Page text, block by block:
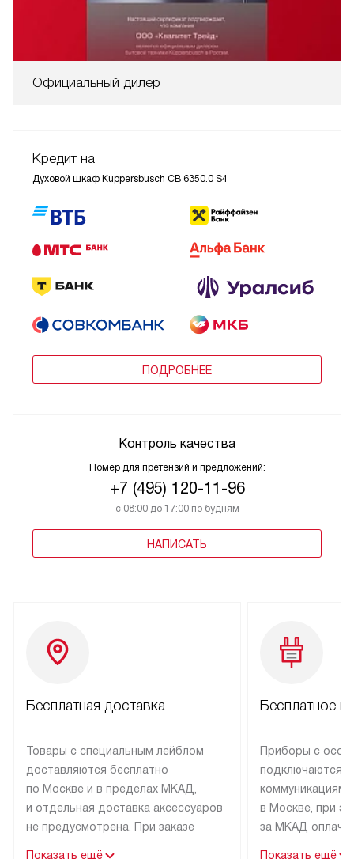
Официальный дилер
Кредит на
Духовой шкаф Kuppersbusch CB 6350.0 S4
ПОДРОБНЕЕ
Контроль качества
Номер для претензий и предложений:
+7 (495) 120-11-96
с 08:00 до 17:00 по будням
НАПИСАТЬ
Бесплатная доставка
Товары с специальным лейблом
доставляются бесплатно
по Москве и в пределах МКАД,
и отдельная доставка аксессуаров
не предусмотрена. При заказе
Показать ещё
Бесплатное
Приборы с
подключаются к
коммуникациям
в Москве, при
за МКАД
Показать ещё